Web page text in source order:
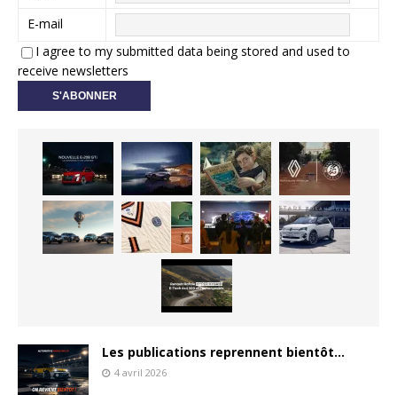
E-mail
I agree to my submitted data being stored and used to
receive newsletters
Les publications reprennent bientôt…
4 avril 2026